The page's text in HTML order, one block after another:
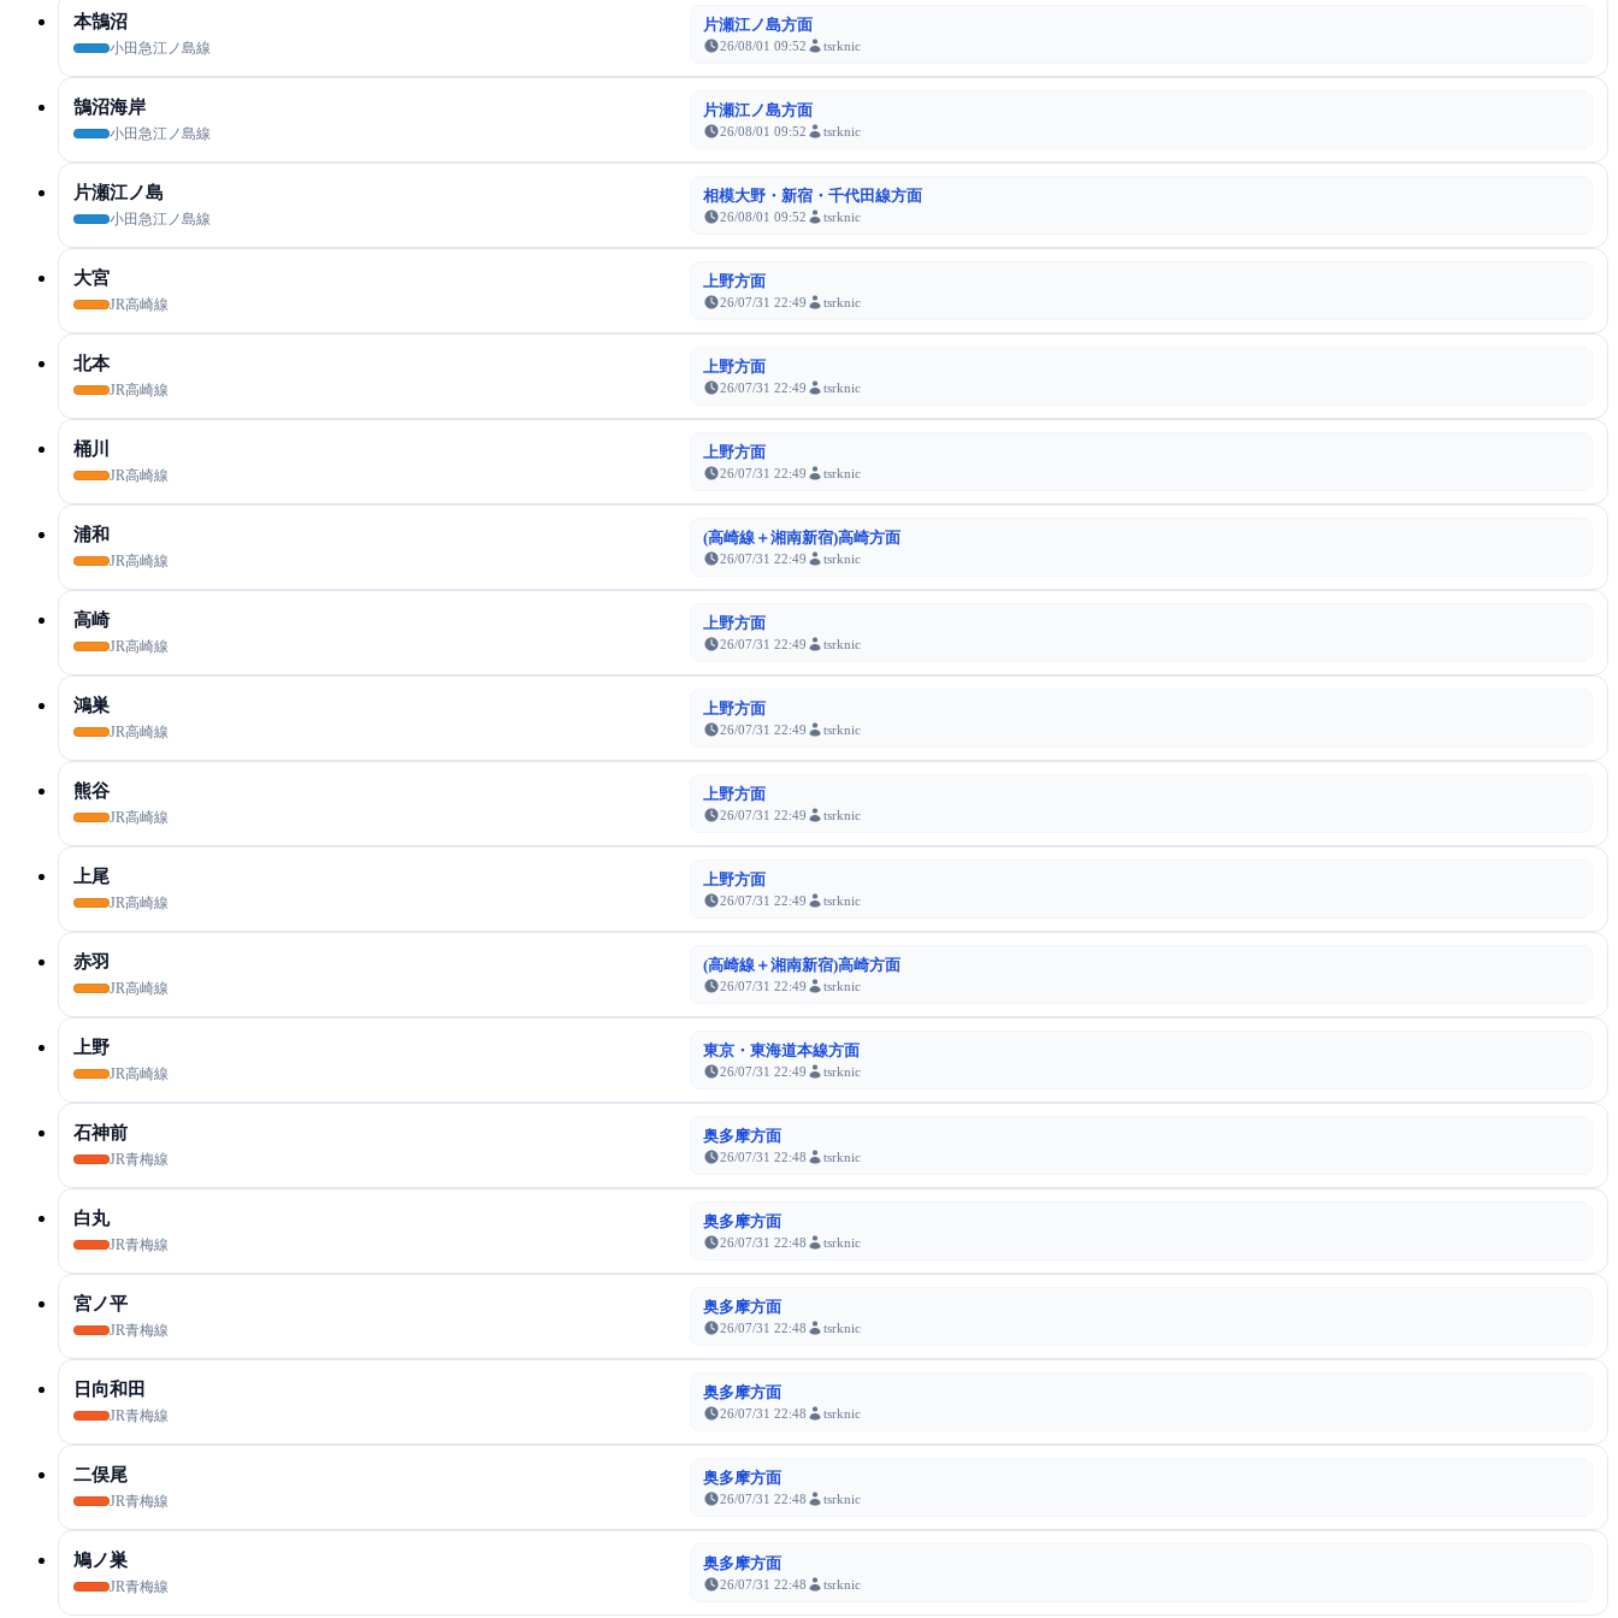
本鵠沼
小田急江ノ島線
片瀬江ノ島方面
26/08/01 09:52 tsrknic
鵠沼海岸
小田急江ノ島線
片瀬江ノ島方面
26/08/01 09:52 tsrknic
片瀬江ノ島
小田急江ノ島線
相模大野・新宿・千代田線方面
26/08/01 09:52 tsrknic
大宮
JR高崎線
上野方面
26/07/31 22:49 tsrknic
北本
JR高崎線
上野方面
26/07/31 22:49 tsrknic
桶川
JR高崎線
上野方面
26/07/31 22:49 tsrknic
浦和
JR高崎線
(高崎線＋湘南新宿)高崎方面
26/07/31 22:49 tsrknic
高崎
JR高崎線
上野方面
26/07/31 22:49 tsrknic
鴻巣
JR高崎線
上野方面
26/07/31 22:49 tsrknic
熊谷
JR高崎線
上野方面
26/07/31 22:49 tsrknic
上尾
JR高崎線
上野方面
26/07/31 22:49 tsrknic
赤羽
JR高崎線
(高崎線＋湘南新宿)高崎方面
26/07/31 22:49 tsrknic
上野
JR高崎線
東京・東海道本線方面
26/07/31 22:49 tsrknic
石神前
JR青梅線
奥多摩方面
26/07/31 22:48 tsrknic
白丸
JR青梅線
奥多摩方面
26/07/31 22:48 tsrknic
宮ノ平
JR青梅線
奥多摩方面
26/07/31 22:48 tsrknic
日向和田
JR青梅線
奥多摩方面
26/07/31 22:48 tsrknic
二俣尾
JR青梅線
奥多摩方面
26/07/31 22:48 tsrknic
鳩ノ巣
JR青梅線
奥多摩方面
26/07/31 22:48 tsrknic